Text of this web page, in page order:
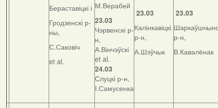
Бераставіцкі і
Гродзенскі р-
ны,
С.Саковіч
et al.
М.Верабей
23.03
Чэрвенскі р-
н,
А.Вінчэўскі
et al.
24.03
Слуцкі р-н,
І.Самусенка
23.03
Калінкавіцкі
р-н,
А.Шэўчык
23.03
р-н,
В.Кавалёнак